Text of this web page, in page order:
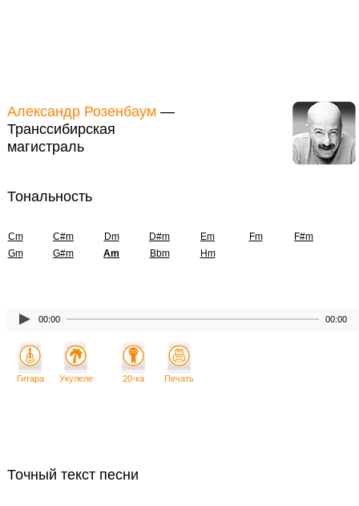
Александр Розенбаум —
Транссибирская
магистраль
Тональность
Cm C#m Dm D#m Em Fm
F#m
Gm
G#m Am Bbm Hm
00:00 00:00
Точный текст песни
Гитара Укулеле 20-ка Печать